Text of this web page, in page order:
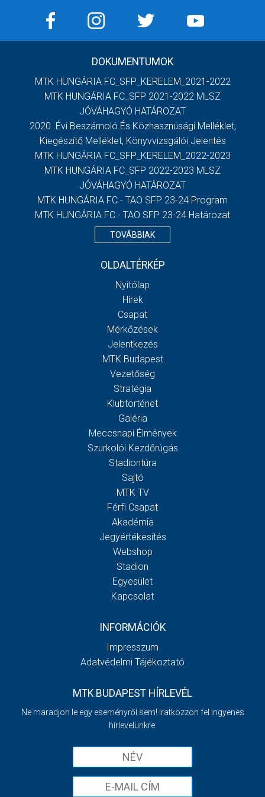
DOKUMENTUMOK
MTK HUNGÁRIA FC_SFP_KERELEM_2021-2022
MTK HUNGÁRIA FC_SFP 2021-2022 MLSZ
JÓVÁHAGYÓ HATÁROZAT
2020. Évi Beszámoló És Közhasznúsági Melléklet,
Kiegészítő Melléklet, Könyvvizsgálói Jelentés
MTK HUNGÁRIA FC_SFP_KERELEM_2022-2023
MTK HUNGÁRIA FC_SFP 2022-2023 MLSZ
JÓVÁHAGYÓ HATÁROZAT
MTK HUNGÁRIA FC - TAO SFP 23-24 Program
MTK HUNGÁRIA FC - TAO SFP 23-24 Határozat
TOVÁBBIAK
OLDALTÉRKÉP
Nyitólap
Hírek
Csapat
Mérkőzések
Jelentkezés
MTK Budapest
Vezetőség
Stratégia
Klubtörténet
Galéria
Meccsnapi Élmények
Szurkolói Kezdőrúgás
Stadiontúra
Sajtó
MTK TV
Férfi Csapat
Akadémia
Jegyértékesítés
Webshop
Stadion
Egyesület
Kapcsolat
INFORMÁCIÓK
Impresszum
Adatvédelmi Tájékoztató
MTK BUDAPEST HÍRLEVÉL
Ne maradjon le egy eseményről sem! Iratkozzon fel ingyenes
hírlevelünkre: